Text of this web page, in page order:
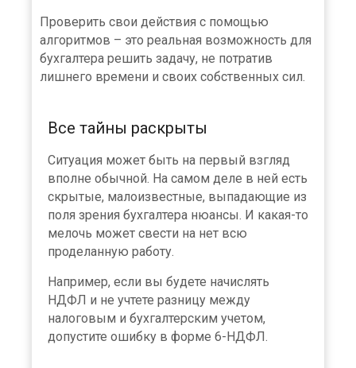
Проверить свои действия с помощью
алгоритмов – это реальная возможность для
бухгалтера решить задачу, не потратив
лишнего времени и своих собственных сил.
Все тайны раскрыты
Ситуация может быть на первый взгляд
вполне обычной. На самом деле в ней есть
скрытые, малоизвестные, выпадающие из
поля зрения бухгалтера нюансы. И какая-то
мелочь может свести на нет всю
проделанную работу.
Например, если вы будете начислять
НДФЛ и не учтете разницу между
налоговым и бухгалтерским учетом,
допустите ошибку в форме 6-НДФЛ.